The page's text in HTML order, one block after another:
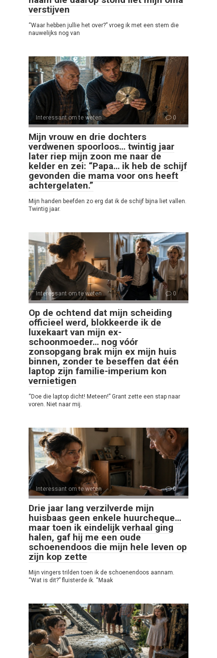
verstijven
“Waar hebben jullie het over?” vroeg ik met een stem die
nauwelijks nog van
Interessant om te weten 0
Mijn vrouw en drie dochters
verdwenen spoorloos… twintig jaar
later riep mijn zoon me naar de
kelder en zei: “Papa… ik heb de schijf
gevonden die mama voor ons heeft
achtergelaten.”
Mijn handen beefden zo erg dat ik de schijf bijna liet vallen.
Twintig jaar.
Interessant om te weten 0
Op de ochtend dat mijn scheiding
officieel werd, blokkeerde ik de
luxekaart van mijn ex-
schoonmoeder… nog vóór
zonsopgang brak mijn ex mijn huis
binnen, zonder te beseffen dat één
laptop zijn familie-imperium kon
vernietigen
“Doe die laptop dicht! Meteen!” Grant zette een stap naar
voren. Niet naar mij.
Interessant om te weten 0
Drie jaar lang verzilverde mijn
huisbaas geen enkele huurcheque…
maar toen ik eindelijk verhaal ging
halen, gaf hij me een oude
schoenendoos die mijn hele leven op
zijn kop zette
Mijn vingers trilden toen ik de schoenendoos aannam.
“Wat is dit?” fluisterde ik. “Maak